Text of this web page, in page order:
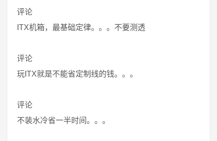
评论
ITX机箱，最基础定律。。。不要测透
评论
玩ITX就是不能省定制线的钱。。。
评论
不装水冷省一半时间。。。